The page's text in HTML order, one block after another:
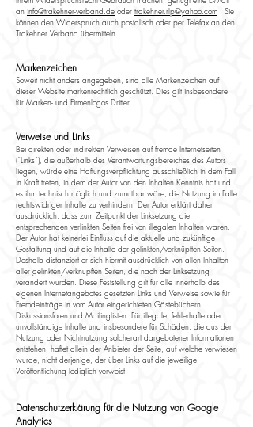
an info@trakehner-verband.de oder trakehner.rlp@yahoo.com . Sie
können den Widerspruch auch postalisch oder per Telefax an den
Trakehner Verband übermitteln.
Markenzeichen
Soweit nicht anders angegeben, sind alle Markenzeichen auf
dieser Website markenrechtlich geschützt. Dies gilt insbesondere
für Marken- und Firmenlogos Dritter.
Verweise und Links
Bei direkten oder indirekten Verweisen auf fremde Internetseiten
(“Links”), die außerhalb des Verantwortungsbereiches des Autors
liegen, würde eine Haftungsverpflichtung ausschließlich in dem Fall
in Kraft treten, in dem der Autor von den Inhalten Kenntnis hat und
es ihm technisch möglich und zumutbar wäre, die Nutzung im Falle
rechtswidriger Inhalte zu verhindern. Der Autor erklärt daher
ausdrücklich, dass zum Zeitpunkt der Linksetzung die
entsprechenden verlinkten Seiten frei von illegalen Inhalten waren.
Der Autor hat keinerlei Einfluss auf die aktuelle und zukünftige
Gestaltung und auf die Inhalte der gelinkten/verknüpften Seiten.
Deshalb distanziert er sich hiermit ausdrücklich von allen Inhalten
aller gelinkten/verknüpften Seiten, die nach der Linksetzung
verändert wurden. Diese Feststellung gilt für alle innerhalb des
eigenen Internetangebotes gesetzten Links und Verweise sowie für
Fremdeinträge in vom Autor eingerichteten Gästebüchern,
Diskussionsforen und Mailinglisten. Für illegale, fehlerhafte oder
unvollständige Inhalte und insbesondere für Schäden, die aus der
Nutzung oder Nichtnutzung solcherart dargebotener Informationen
entstehen, haftet allein der Anbieter der Seite, auf welche verwiesen
wurde, nicht derjenige, der über Links auf die jeweilige
Veröffentlichung lediglich verweist.
Datenschutzerklärung für die Nutzung von Google
Analytics